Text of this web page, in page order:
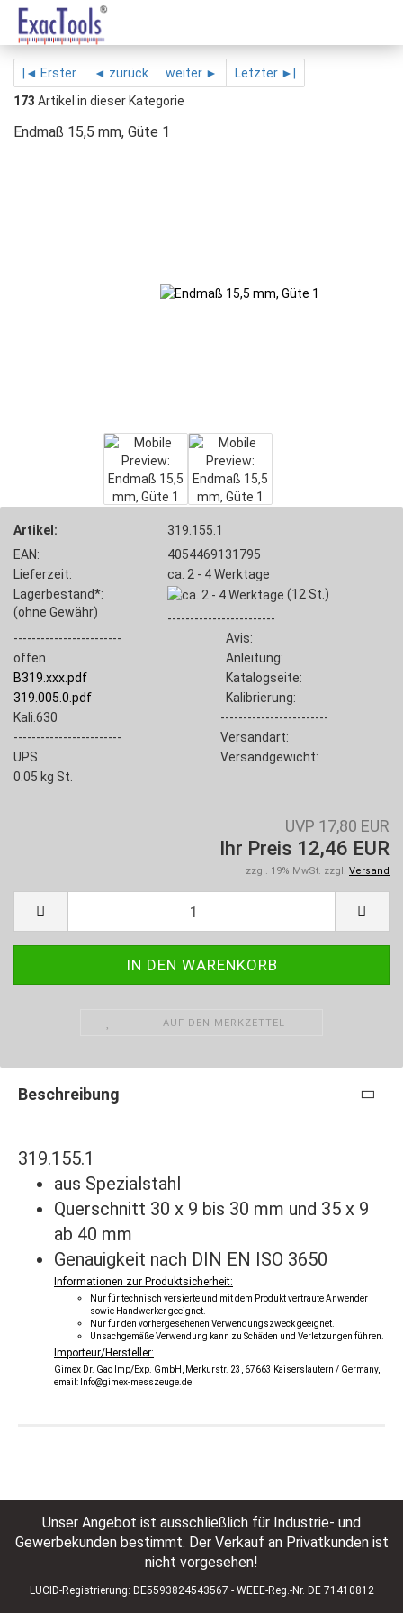
|◄ Erster ◄ zurück weiter ►
Letzter ►|
173 Artikel in dieser Kategorie
Endmaß 15,5 mm, Güte 1
Artikel:
319.155.1
EAN:
4054469131795
Lieferzeit:
ca. 2 - 4 Werktage
Lagerbestand*:
(ohne Gewähr)
(12 St.)
------------------------
------------------------
Avis:
offen
Anleitung:
B319.xxx.pdf
Katalogseite:
319.005.0.pdf
Kalibrierung:
Kali.630
------------------------
------------------------
Versandart:
UPS
Versandgewicht:
0.05 kg St.
UVP 17,80 EUR
Ihr Preis 12,46 EUR
zzgl. 19% MwSt. zzgl. Versand
AUF DEN MERKZETTEL
Beschreibung
319.155.1
aus Spezialstahl
Querschnitt 30 x 9 bis 30 mm und 35 x 9
ab 40 mm
Genauigkeit nach DIN EN ISO 3650
Informationen zur Produktsicherheit:
Nur für technisch versierte und mit dem Produkt vertraute Anwender
sowie Handwerker geeignet.
Nur für den vorhergesehenen Verwendungszweck geeignet.
Unsachgemäße Verwendung kann zu Schäden und Verletzungen führen.
Importeur/Hersteller:
Gimex Dr. Gao Imp/Exp. GmbH, Merkurstr. 23, 67663 Kaiserslautern / Germany,
email: Info@gimex-messzeuge.de
Unser Angebot ist ausschließlich für Industrie- und
Gewerbekunden bestimmt. Der Verkauf an Privatkunden ist
nicht vorgesehen!
LUCID-Registrierung: DE5593824543567 - WEEE-Reg.-Nr. DE 71410812